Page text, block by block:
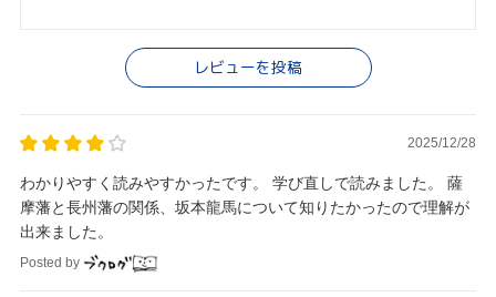
レビューを投稿
2025/12/28
わかりやすく読みやすかったです。 学び直しで読みました。 薩
摩藩と長州藩の関係、坂本龍馬について知りたかったので理解が
出来ました。
Posted by